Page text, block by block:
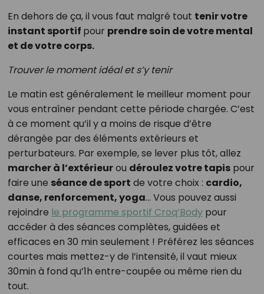
En dehors de ça, il vous faut malgré tout tenir votre
instant sportif pour prendre soin de votre mental
et de votre corps.
Trouver le moment idéal et s’y tenir
Le matin est généralement le meilleur moment pour
vous entraîner pendant cette période chargée. C’est
à ce moment qu’il y a moins de risque d’être
dérangée par des éléments extérieurs et
perturbateurs. Par exemple, se lever plus tôt, allez
marcher à l’extérieurou déroulez votre tapispour
faire une séance de sport de votre choix : cardio,
danse, renforcement, yoga… Vous pouvez aussi
rejoindre le programme sportif Croq’Bodypour
accéder à des séances complètes, guidées et
efficaces en 30 min seulement ! Préférez les séances
courtes mais mettez-y de l’intensité, il vaut mieux
30min à fond qu’1h entre-coupée ou même rien du
tout.